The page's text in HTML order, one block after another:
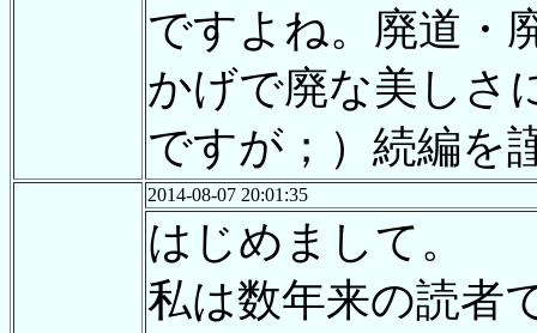
ですよね。廃道・
かげで廃な美しさ
ですが；）続編を
2014-08-07 20:01:35
はじめまして。
私は数年来の読者